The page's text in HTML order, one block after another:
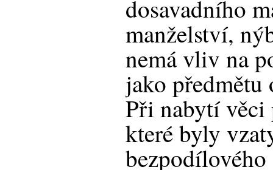
dosavadního
manželství,
nemá vliv na
jako
Při nabytí věci
které byly